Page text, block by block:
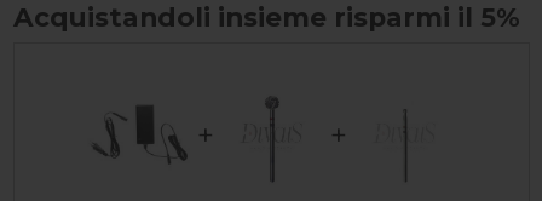
Acquistandoli insieme risparmi il 5%
+ +